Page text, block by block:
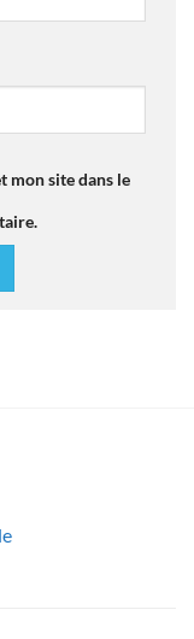
mon site dans le